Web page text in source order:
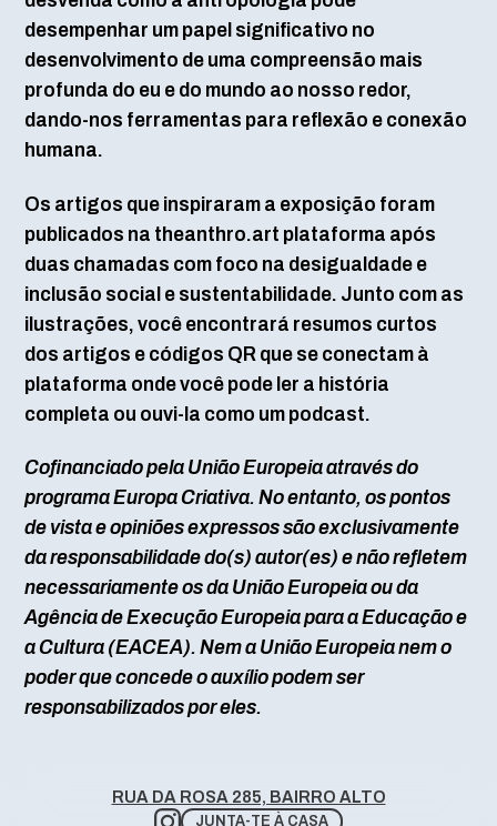
desempenhar um papel significativo no
desenvolvimento de uma compreensão mais
profunda do eu e do mundo ao nosso redor,
dando-nos ferramentas para reflexão e conexão
humana.
Os artigos que inspiraram a exposição foram
publicados na theanthro.art plataforma após
duas chamadas com foco na desigualdade e
inclusão social e sustentabilidade. Junto com as
ilustrações, você encontrará resumos curtos
dos artigos e códigos QR que se conectam à
plataforma onde você pode ler a história
completa ou ouvi-la como um podcast.
Cofinanciado pela União Europeia através do
programa Europa Criativa. No entanto, os pontos
de vista e opiniões expressos são exclusivamente
da responsabilidade do(s) autor(es) e não refletem
necessariamente os da União Europeia ou da
Agência de Execução Europeia para a Educação e
a Cultura (EACEA). Nem a União Europeia nem o
poder que concede o auxílio podem ser
responsabilizados por eles.
RUA DA ROSA 285, BAIRRO ALTO
JUNTA-TE À CASA